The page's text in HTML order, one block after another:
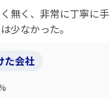
無く、非常に丁寧に手
少なかった。
た会社